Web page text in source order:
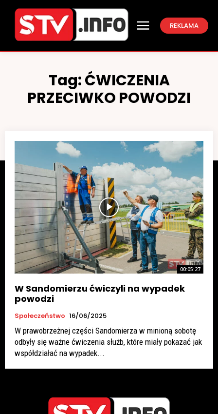
REKLAMA
Tag:ĆWICZENIA
PRZECIWKO POWODZI
00:05:27
W Sandomierzu ćwiczyli na wypadek
powodzi
Społeczeństwo 16/06/2025
W prawobrzeżnej części Sandomierza w minioną sobotę
odbyły się ważne ćwiczenia służb, które miały pokazać jak
współdziałać na wypadek...